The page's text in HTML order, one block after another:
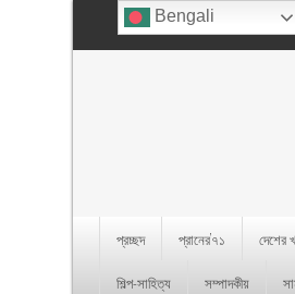
প্রচ্ছদ প্রানের’৭১ দেশের
শিল্প-সাহিত্য
সম্পাদকীয়
Bengali